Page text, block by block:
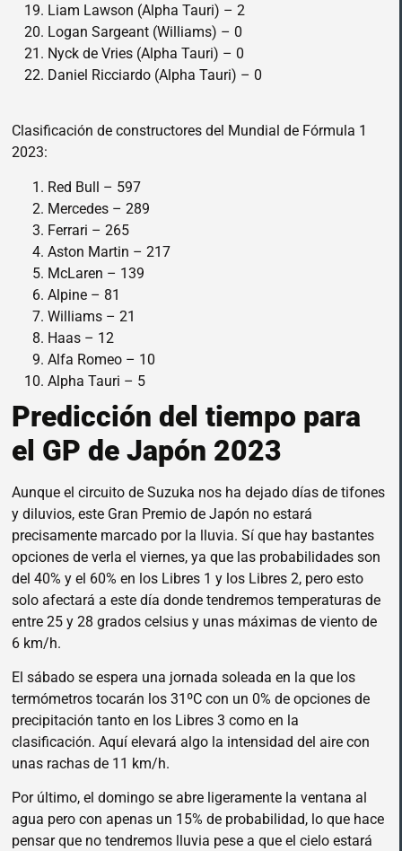
Liam Lawson (Alpha Tauri) – 2
Logan Sargeant (Williams) – 0
Nyck de Vries (Alpha Tauri) – 0
Daniel Ricciardo (Alpha Tauri) – 0
Clasificación de constructores del Mundial de Fórmula 1
2023:
Red Bull – 597
Mercedes – 289
Ferrari – 265
Aston Martin – 217
McLaren – 139
Alpine – 81
Williams – 21
Haas – 12
Alfa Romeo – 10
Alpha Tauri – 5
Predicción del tiempo para
el GP de Japón 2023
Aunque el circuito de Suzuka nos ha dejado días de tifones
y diluvios, este Gran Premio de Japón no estará
precisamente marcado por la lluvia. Sí que hay bastantes
opciones de verla el viernes, ya que las probabilidades son
del 40% y el 60% en los Libres 1 y los Libres 2, pero esto
solo afectará a este día donde tendremos temperaturas de
entre 25 y 28 grados celsius y unas máximas de viento de
6 km/h.
El sábado se espera una jornada soleada en la que los
termómetros tocarán los 31ºC con un 0% de opciones de
precipitación tanto en los Libres 3 como en la
clasificación. Aquí elevará algo la intensidad del aire con
unas rachas de 11 km/h.
Por último, el domingo se abre ligeramente la ventana al
agua pero con apenas un 15% de probabilidad, lo que hace
pensar que no tendremos lluvia pese a que el cielo estará